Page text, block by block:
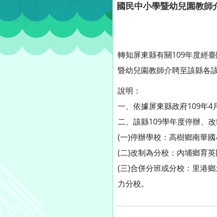
國民中小學暨幼兒園教
轉知屏東縣有關109年度經
暨幼兒園教師介聘至該縣各
說明：
一、依據屏東縣政府109年4
二、該縣109學年度停辦、
(一)停辦學校：高樹鄉南華
(二)改制為分校：內埔鄉育
(三)合併分班或分校：里港
力分校。